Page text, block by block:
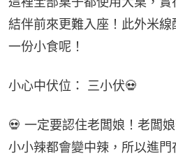
結伴前來更難入座！此外米
一份小食呢！
小心中伏位： 三小伏💀
💀 一定要認住老闆娘！老闆
小小辣都會變中辣，所以進